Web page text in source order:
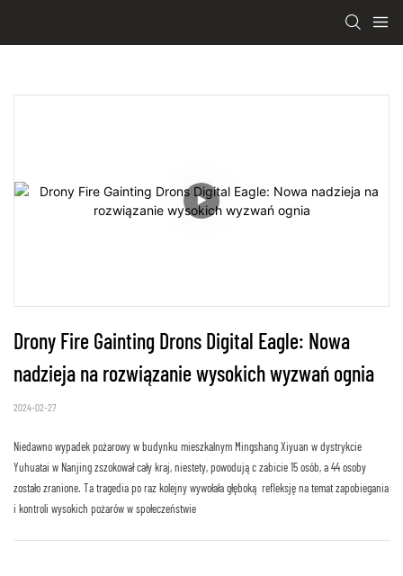
Drony Fire Gainting Drons Digital Eagle: Nowa
nadzieja na rozwiązanie wysokich wyzwań ognia
2024-02-27
Niedawno wypadek pożarowy w budynku mieszkalnym Mingshang Xiyuan w dystrykcie
Yuhuatai w Nanjing zszokował cały kraj, niestety, powodując zabicie 15 osób, a 44 osoby
zostało zranione. Ta tragedia po raz kolejny wywołała głęboką refleksję na temat zapobiegania
i kontroli wysokich pożarów w społeczeństwie